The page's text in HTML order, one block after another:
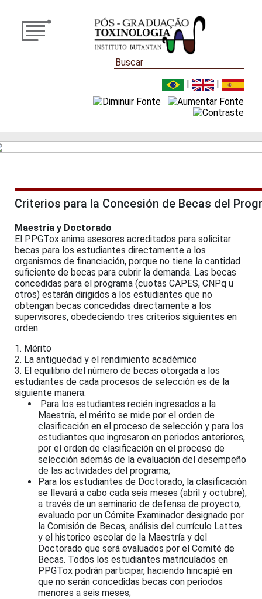
| |
Criterios para la Concesión de Becas del
Maestria y Doctorado
El PPGTox anima asesores acreditados para solicitar
becas para los estudiantes directamente a los
organismos de financiación, porque no tiene la cantidad
suficiente de becas para cubrir la demanda. Las becas
concedidas para el programa (cuotas CAPES, CNPq u
otros) estarán dirigidos a los estudiantes que no
obtengan becas concedidas directamente a los
supervisores, obedeciendo tres criterios siguientes en
orden:
1. Mérito
2. La antigüedad y el rendimiento académico
3. El equilibrio del número de becas otorgada a los
estudiantes de cada procesos de selección es de la
siguiente manera:
Para los estudiantes recién ingresados a la
Maestría, el mérito se mide por el orden de
clasificación en el proceso de selección y para los
estudiantes que ingresaron en periodos anteriores,
por el orden de clasificación en el proceso de
selección además de la evaluación del desempeño
de las actividades del programa;
Para los estudiantes de Doctorado, la clasificación
se llevará a cabo cada seis meses (abril y octubre),
a través de un seminario de defensa de proyecto,
evaluado por un Cómite Examinador designado por
la Comisión de Becas, análisis del currículo Lattes
y el historico escolar de la Maestría y del
Doctorado que será evaluados por el Comité de
Becas. Todos los estudiantes matriculados en
PPGTox podrán participar, haciendo hincapié en
que no serán concedidas becas con periodos
menores a seis meses;